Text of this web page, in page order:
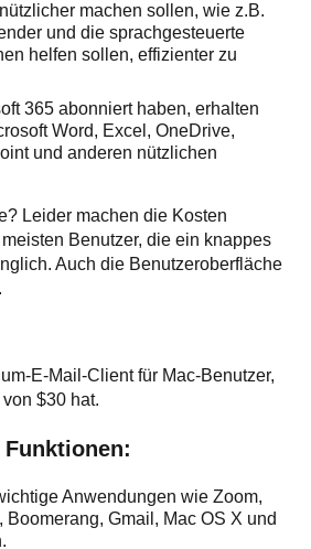
machen sollen, wie z.B.
und die sprachgesteuerte
helfen sollen, effizienter zu
365 abonniert haben, erhalten
Word, Excel, OneDrive,
und anderen nützlichen
Leider machen die Kosten
Benutzer, die ein knappes
Auch die Benutzeroberfläche
E-Mail-Client für Mac-Benutzer,
$30 hat.
Anwendungen wie Zoom,
Boomerang, Gmail, Mac OS X und